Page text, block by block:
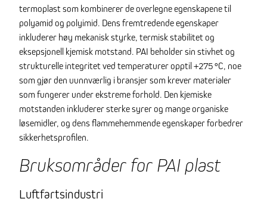
termoplast som kombinerer de overlegne egenskapene til
polyamid og polyimid. Dens fremtredende egenskaper
inkluderer høy mekanisk styrke, termisk stabilitet og
eksepsjonell kjemisk motstand. PAI beholder sin stivhet og
strukturelle integritet ved temperaturer opptil +275 °C, noe
som gjør den uunnværlig i bransjer som krever materialer
som fungerer under ekstreme forhold. Den kjemiske
motstanden inkluderer sterke syrer og mange organiske
løsemidler, og dens flammehemmende egenskaper forbedrer
sikkerhetsprofilen.
Bruksområder for PAI plast
Luftfartsindustri